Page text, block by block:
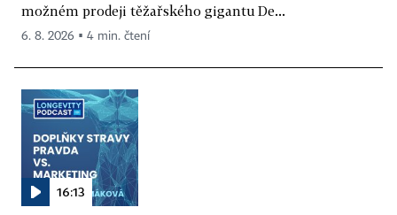
možném prodeji těžařského gigantu De...
6. 8. 2026 ▪ 4 min. čtení
16:13